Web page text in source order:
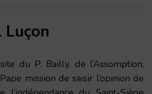
du P. Bailly, de l’Assomption,
mission de saisir l’opinion de